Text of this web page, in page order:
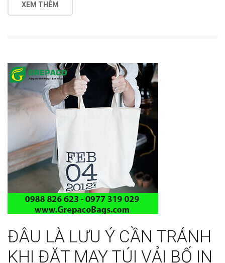
XEM THÊM
ĐÂU LÀ LƯU Ý CẦN TRÁNH
KHI ĐẶT MAY TÚI VẢI BỐ IN